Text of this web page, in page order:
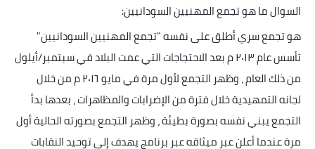
السوال ما هو تجمع المهنيين السودانيين:
هو تجمع سري أطلق على نفسه "تجمع المهنيين السودانيين"
تأسس عام ٢٠١٣ م بعد الاحتجاجات التي عمت البلاد في سبتمبر/أيلول
من ذلك العام ، وظهر التجمع لأول مرة في مايو ٢٠١٦ م من خلال
لجانه التمهيدية خلال فترة من الإضرابات والمظاهرات ، بعدها بدأ
التجمع يبني نفسه بصورة بطيئة ، وظهر التجمع بصورته الحالية أول
مرة عندما أعلن عبر ميثاقه عبر برنامج يهدف إلى توحيد النقابات